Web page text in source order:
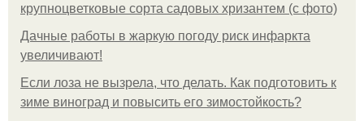
крупноцветковые сорта садовых хризантем (с фото)
Дачные работы в жаркую погоду риск инфаркта
увеличивают!
Если лоза не вызрела, что делать. Как подготовить к
зиме виноград и повысить его зимостойкость?